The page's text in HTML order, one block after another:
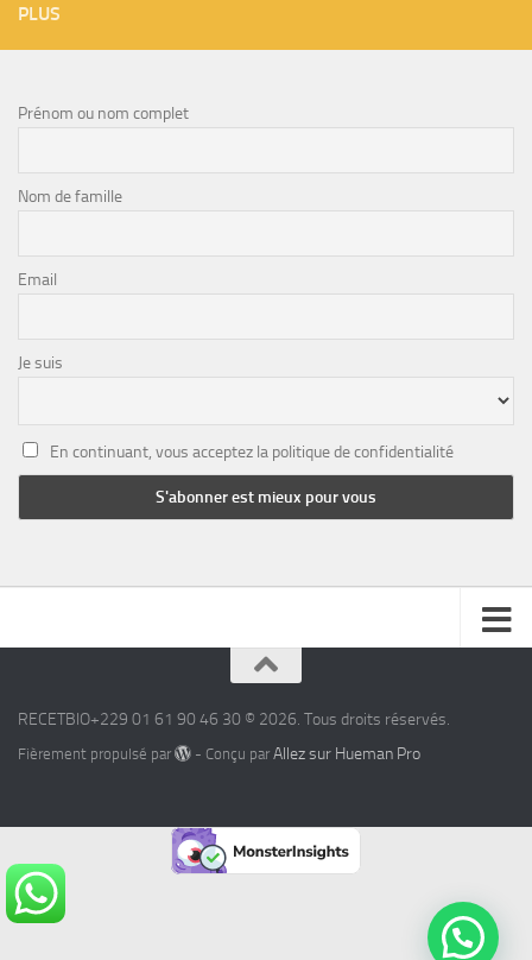
PLUS
Prénom ou nom complet
Nom de famille
Email
Je suis
En continuant, vous acceptez la politique de confidentialité
RECETBIO+229 01 61 90 46 30 © 2026. Tous droits réservés.
Fièrement propulsé par - Conçu par Allez sur Hueman Pro